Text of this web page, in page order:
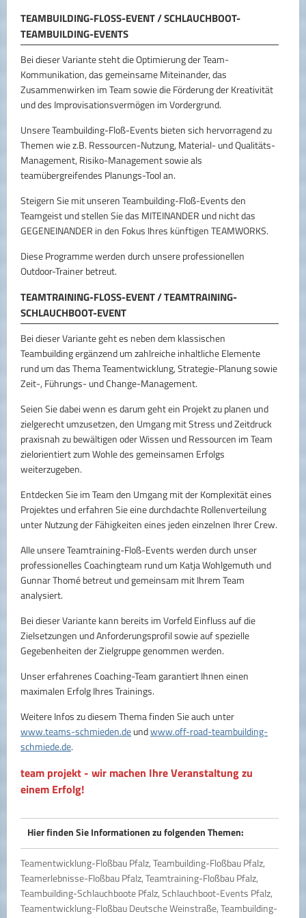
TEAMBUILDING-FLOSS-EVENT / SCHLAUCHBOOT-T
EAMBUILDING-EVENTS
Bei dieser Variante steht die Optimierung der Team-
Kommunikation, das gemeinsame Miteinander, das
Zusammenwirken im Team sowie die Förderung der Kreativität
und des Improvisationsvermögen im Vordergrund.
Unsere Teambuilding-Floß-Events bieten sich hervorragend zu
Themen wie z.B. Ressourcen-Nutzung, Material- und Qualitäts-
Management, Risiko-Management sowie als
teamübergreifendes Planungs-Tool an.
Steigern Sie mit unseren Teambuilding-Floß-Events den
Teamgeist und stellen Sie das MITEINANDER und nicht das
GEGENEINANDER in den Fokus Ihres künftigen TEAMWORKS.
Diese Programme werden durch unsere professionellen
Outdoor-Trainer betreut.
TEAMTRAINING-FLOSS-EVENT / TEAMTRAINING-S
CHLAUCHBOOT-EVENT
Bei dieser Variante geht es neben dem klassischen
Teambuilding ergänzend um zahlreiche inhaltliche Elemente
rund um das Thema Teamentwicklung, Strategie-Planung sowie
Zeit-, Führungs- und Change-Management.
Seien Sie dabei wenn es darum geht ein Projekt zu planen und
zielgerecht umzusetzen, den Umgang mit Stress und Zeitdruck
praxisnah zu bewältigen oder Wissen und Ressourcen im Team
zielorientiert zum Wohle des gemeinsamen Erfolgs
weiterzugeben.
Entdecken Sie im Team den Umgang mit der Komplexität eines
Projektes und erfahren Sie eine durchdachte Rollenverteilung
unter Nutzung der Fähigkeiten eines jeden einzelnen Ihrer Crew.
Alle unsere Teamtraining-Floß-Events werden durch unser
professionelles Coachingteam rund um Katja Wohlgemuth und
Gunnar Thomé betreut und gemeinsam mit Ihrem Team
analysiert.
Bei dieser Variante kann bereits im Vorfeld Einfluss auf die
Zielsetzungen und Anforderungsprofil sowie auf spezielle
Gegebenheiten der Zielgruppe genommen werden.
Unser erfahrenes Coaching-Team garantiert Ihnen einen
maximalen Erfolg Ihres Trainings.
Weitere Infos zu diesem Thema finden Sie auch unter
www.teams-schmieden.deundwww.off-road-teambuilding-
schmiede.de.
team projekt - wir machen Ihre Veranstaltung zu
einem Erfolg!
Hier finden Sie Informationen zu folgenden Themen:
Teamentwicklung-Floßbau Pfalz, Teambuilding-Floßbau Pfalz, Teamerlebnisse-Floßbau Pfalz, Teamtraining-Floßbau Pfalz, Teambuilding-Schlauchboote Pfalz, Schlauchboot-Events Pfalz, Teamentwicklung-Floßbau Deutsche Weinstraße, Teambuilding-Floßbau Deutsche Weinstraße, Teamerlebnisse-Floßbau Deutsche Weinstraße, Teamtraining-Floßbau Deutsche Weinstraße, Teambuilding-Schlauchboote Deutsche Weinstraße, Schlauchboot-Events Deutsche Weinstraße, Teamentwicklung-Floßbau Südliche Weinstraße, Teambuilding-Floßbau Südliche Weinstraße, Teamerlebnisse-Floßbau Südliche Weinstraße, Teamtraining-Floßbau Südliche Weinstraße, Teambuilding-Schlauchboote Südliche Weinstraße, Schlauchboot-Events Südliche Weinstraße, Teamentwicklung-Floßbau Dahner Felsenland, Teambuilding-Floßbau Dahner Felsenland, Teamerlebnisse-Floßbau Dahner Felsenland, Teamtraining-Floßbau Dahner Felsenland, Teambuilding-Schlauchboote Dahner Felsenland, Schlauchboot-Events Dahner Felsenland, Teamentwicklung-Floßbau Dahn, Teambuilding-Floßbau Dahn, Teamerlebnisse-Floßbau Dahn, Teamtraining-Floßbau Dahn, Teambuilding-Schlauchboote Dahn, Schlauchboot-Events Dahn, Teamentwicklung-Floßbau Pirmasens, Teambuilding-Floßbau Pirmasens, Teamerlebnisse-Floßbau Pirmasens, Teamtraining-Floßbau Pirmasens, Teambuilding-Schlauchboote Pirmasens, Schlauchboot-Events Pirmasens, Teamentwicklung-Floßbau Bad Bergzabern, Teambuilding-Floßbau Bad Bergzabern, Teamerlebnisse-Floßbau Bad Bergzabern, Teamtraining-Floßbau Bad Bergzabern, Teambuilding-Schlauchboote Bad Bergzabern, Schlauchboot-Events Bad Bergzabern, Teamentwicklung-Floßbau Worms, Teambuilding-Floßbau Worms, Teamerlebnisse-Floßbau Worms, Teamtraining-Floßbau Worms, Teambuilding-Schlauchboote Worms, Schlauchboot-Events Worms, Teamentwicklung-Floßbau Altrhein, Teambuilding-Floßbau Altrhein, Teamerlebnisse-Floßbau Altrhein, Teamtraining-Floßbau Altrhein, Teambuilding-Schlauchboote Altrhein, Schlauchboot-Events Altrhein, Teamentwicklung-Floßbau Alzey, Teambuilding-Floßbau Alzey, Teamerlebnisse-Floßbau Alzey, Teamtraining-Floßbau Alzey, Teambuilding-Schlauchboote Alzey, Schlauchboot-Events Alzey, Teamentwicklung-Floßbau Kaiserslautern, Teambuilding-Floßbau Kaiserslautern, Teamerlebnisse-Floßbau Kaiserslautern, Teamtraining-Floßbau Kaiserslautern, Teambuilding-Schlauchboote Kaiserslautern, Schlauchboot-Events Kaiserslautern, Teamentwicklung-Floßbau Deidesheim, Teambuilding-Floßbau Deidesheim, Teamerlebnisse-Floßbau Deidesheim, Teamtraining-Floßbau Deidesheim, Teambuilding-Schlauchboote Deidesheim, Schlauchboot-Events Deidesheim, Teamentwicklung-Floßbau Bad Dürkheim, Teambuilding-Floßbau Bad Dürkheim, Teamerlebnisse-Floßbau Bad Dürkheim, Teamtraining-Floßbau Bad Dürkheim, Teambuilding-Schlauchboote Bad Dürkheim, Schlauchboot-Events Bad Dürkheim, Teamentwicklung-Floßbau Mannheim, Teambuilding-Floßbau Mannheim, Teamerlebnisse-Floßbau Mannheim, Teamtraining-Floßbau Mannheim, Teambuilding-Schlauchboote Mannheim, Schlauchboot-Events Mannheim, Teamentwicklung-Floßbau Speyer, Teambuilding-Floßbau Speyer, Teamerlebnisse-Floßbau Speyer, Teamtraining-Floßbau Speyer, Teambuilding-Schlauchboote Speyer, Schlauchboot-Events Speyer, Teamentwicklung-Floßbau Odenwald, Teambuilding-Floßbau Odenwald, Teamerlebnisse-Floßbau Odenwald, Teamtraining-Floßbau Odenwald, Teambuilding-Schlauchboote Odenwald, Schlauchboot-Events Odenwald, Teamentwicklung-Floßbau Karlsruhe, Teambuilding-Floßbau Karlsruhe, Teamerlebnisse-Floßbau Karlsruhe, Teamtraining-Floßbau Karlsruhe, Teambuilding-Schlauchboote Karlsruhe, Schlauchboot-Events Karlsruhe, Teamentwicklung-Floßbau Rastatt, Teambuilding-Floßbau Rastatt, Teamerlebnisse-Floßbau Rastatt, Teamtraining-Floßbau Rastatt, Teambuilding-Schlauchboote Rastatt, Schlauchboot-Events Rastatt, Teamentwicklung-Floßbau Ettlingen, Teambuilding-Floßbau Ettlingen, Teamerlebnisse-Floßbau Ettlingen, Teamtraining-Floßbau Ettlingen, Teambuilding-Schlauchboote Ettlingen, Schlauchboot-Events Ettlingen, Teamentwicklung-Floßbau Walldorf, Teambuilding-Floßbau Walldorf, Teamerlebnisse-Floßbau Walldorf, Teamtraining-Floßbau Walldorf, Teambuilding-Schlauchboote Walldorf, Schlauchboot-Events Walldorf, Teamentwicklung-Floßbau Bruchsal, Teambuilding-Floßbau Bruchsal, Teamerlebnisse-Floßbau Bruchsal, Teamtraining-Floßbau Bruchsal, Teambuilding-Schlauchboote Bruchsal, Schlauchboot-Events Bruchsal, Teamentwicklung-Floßbau Heidelberg, Teambuilding-Floßbau Heidelberg, Teamerlebnisse-Floßbau Heidelberg, Teamtraining-Floßbau Heidelberg, Teambuilding-Schlauchboote Heidelberg, Schlauchboot-Events Heidelberg, Teamentwicklung-Floßbau Mosbach, Teambuilding-Floßbau Mosbach, Teamerlebnisse-Floßbau Mosbach, Teamtraining-Floßbau Mosbach, Teambuilding-Schlauchboote Mosbach, Schlauchboot-Events Mosbach, Teamentwicklung-Floßbau Neckarsteinach, Teambuilding-Floßbau Neckarsteinach, Teamerlebnisse-Floßbau Neckarsteinach, Teamtraining-Floßbau Neckarsteinach, Teambuilding-Schlauchboote Neckarsteinach, Schlauchboot-Events Neckarsteinach, Teamentwicklung-Floßbau Neckargemünd, Teambuilding-Floßbau Neckargemünd, Teamerlebnisse-Floßbau Neckargemünd, Teamtraining-Floßbau Neckargemünd, Teambuilding-Schlauchboote Neckargemünd, Schlauchboot-Events Neckargemünd, Teamentwicklung-Floßbau Ladenburg, Teambuilding-Floßbau Ladenburg, Teamerlebnisse-Floßbau Ladenburg, Teamtraining-Floßbau Ladenburg, Teambuilding-Schlauchboote Ladenburg, Schlauchboot-Events Ladenburg, Teamentwicklung-Floßbau Kirchbrombach, Teambuilding-Floßbau Kirchbrombach, Teamerlebnisse-Floßbau Kirchbrombach, Teamtraining-Floßbau Kirchbrombach, Teambuilding-Schlauchboote Kirchbrombach, Schlauchboot-Events Kirchbrombach, Teamentwicklung-Floßbau Weinheim, Teambuilding-Floßbau Weinheim, Teamerlebnisse-Floßbau Weinheim, Teamtraining-Floßbau Weinheim, Teambuilding-Schlauchboote Weinheim, Schlauchboot-Events Weinheim, Teamentwicklung-Floßbau Baden-Baden, Teambuilding-Floßbau Baden-Baden, Teamerlebnisse-Floßbau Baden-Baden, Teamtraining-Floßbau Baden-Baden, Teambuilding-Schlauchboote Baden-Baden, Schlauchboot-Events Baden-Baden, Teamentwicklung-Floßbau Freudenstadt, Teambuilding-Floßbau Freudenstadt, Teamerlebnisse-Floßbau Freudenstadt, Teamtraining-Floßbau Freudenstadt, Teambuilding-Schlauchboote Freudenstadt, Schlauchboot-Events Freudenstadt, Teamentwicklung-Floßbau Baiersbronn, Teambuilding-Floßbau Baiersbronn, Teamerlebnisse-Floßbau Baiersbronn, Teamtraining-Floßbau Baiersbronn, Teambuilding-Schlauchboote Baiersbronn, Schlauchboot-Events Baiersbronn, Teamentwicklung-Floßbau Stuttgart, Teambuilding-Floßbau Stuttgart, Teamerlebnisse-Floßbau Stuttgart, Teamtraining-Floßbau Stuttgart, Teambuilding-Schlauchboote Stuttgart, Schlauchboot-Events Stuttgart, Teamentwicklung-Floßbau Ludwigsburg, Teambuilding-Floßbau Ludwigsburg, Teamerlebnisse-Floßbau Ludwigsburg, Teamtraining-Floßbau Ludwigsburg, Teambuilding-Schlauchboote Ludwigsburg, Schlauchboot-Events Ludwigsburg, Teamentwicklung-Floßbau Ulm, Teambuilding-Floßbau Ulm, Teamerlebnisse-Floßbau Ulm, Teamtraining-Floßbau Ulm, Teambuilding-Schlauchboote Ulm, Schlauchboot-Events Ulm, Teamentwicklung-Floßbau Schwäbische Alb, Teambuilding-Floßbau Schwäbische Alb, Teamerlebnisse-Floßbau Schwäbische Alb, Teamtraining-Floßbau Schwäbische Alb, Teambuilding-Schlauchboote Schwäbische Alb, Schlauchboot-Events Schwäbische Alb, Teamentwicklung-Floßbau Achern, Teambuilding-Floßbau Achern, Teamerlebnisse-Floßbau Achern, Teamtraining-Floßbau Achern, Teambuilding-Schlauchboote Achern, Schlauchboot-Events Achern, Teamentwicklung-Floßbau Heilbronn, Teambuilding-Floßbau Heilbronn, Teamerlebnisse-Floßbau Heilbronn, Teamtraining-Floßbau Heilbronn, Teambuilding-Schlauchboote Heilbronn, Schlauchboot-Events Heilbronn, Teamentwicklung-Floßbau Sinsheim, Teambuilding-Floßbau Sinsheim, Teamerlebnisse-Floßbau Sinsheim, Teamtraining-Floßbau Sinsheim, Teambuilding-Schlauchboote Sinsheim, Schlauchboot-Events Sinsheim, Teamentwicklung-Floßbau Kraichgau, Teambuilding-Floßbau Kraichgau, Teamerlebnisse-Floßbau Kraichgau, Teamtraining-Floßbau Kraichgau, Teambuilding-Schlauchboote Kraichgau, Schlauchboot-Events Kraichgau, Teamentwicklung-Floßbau Bad Kreuznach, Teambuilding-Floßbau Bad Kreuznach, Teamerlebnisse-Floßbau Bad Kreuznach, Teamtraining-Floßbau Bad Kreuznach, Teambuilding-Schlauchboote Bad Kreuznach, Schlauchboot-Events Bad Kreuznach, Teamentwicklung-Floßbau Stromberg, Teambuilding-Floßbau Stromberg, Teamerlebnisse-Floßbau Stromberg, Teamtraining-Floßbau Stromberg, Teambuilding-Schlauchboote Stromberg, Schlauchboot-Events Stromberg, Teamentwicklung-Floßbau Bingen, Teambuilding-Floßbau Bingen, Teamerlebnisse-Floßbau Bingen, Teamtraining-Floßbau Bingen, Teambuilding-Schlauchboote Bingen, Schlauchboot-Events Bingen, Teamentwicklung-Floßbau Rüdesheim, Teambuilding-Floßbau Rüdesheim, Teamerlebnisse-Floßbau Rüdesheim, Teamtraining-Floßbau Rüdesheim, Teambuilding-Schlauchboote Rüdesheim, Schlauchboot-Events Rüdesheim, Teamentwicklung-Floßbau Wörth, Teambuilding-Floßbau Wörth, Teamerlebnisse-Floßbau Wörth, Teamtraining-Floßbau Wörth, Teambuilding-Schlauchboote Wörth, Schlauchboot-Events Wörth, Teamentwicklung-Floßbau Offenburg, Teambuilding-Floßbau Offenburg, Teamerlebnisse-Floßbau Offenburg, Teamtraining-Floßbau Offenburg, Teambuilding-Schlauchboote Offenburg, Schlauchboot-Events Offenburg, Teamentwicklung-Floßbau Schwarzwald, Teambuilding-Floßbau Schwarzwald, Teamerlebnisse-Floßbau Schwarzwald, Teamtraining-Floßbau Schwarzwald, Teambuilding-Schlauchboote Schwarzwald, Schlauchboot-Events Schwarzwald, Teamentwicklung-Floßbau Schluchsee, Teambuilding-Floßbau Schluchsee, Teamerlebnisse-Floßbau Schluchsee, Teamtraining-Floßbau Schluchsee, Teambuilding-Schlauchboote Schluchsee, Schlauchboot-Events Schluchsee, Teamentwicklung-Floßbau Freiburg, Teambuilding-Floßbau Freiburg, Teamerlebnisse-Floßbau Freiburg, Teamtraining-Floßbau Freiburg, Teambuilding-Schlauchboote Freiburg, Schlauchboot-Events Freiburg, Teamentwicklung-Floßbau Titisee, Teambuilding-Floßbau Titisee, Teamerlebnisse-F